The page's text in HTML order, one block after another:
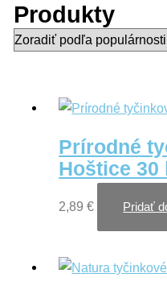
Produkty
Prírodné
Hoštice 30
2,89€ Pridať